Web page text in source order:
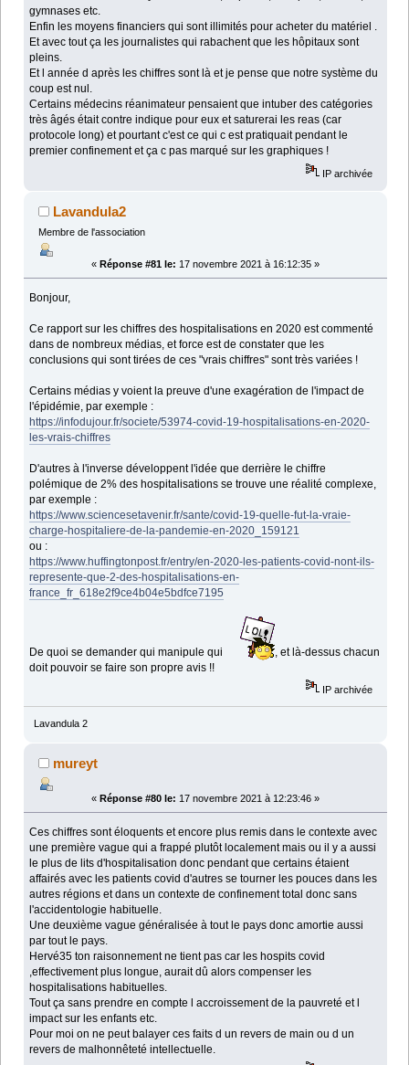
gymnases etc.
Enfin les moyens financiers qui sont illimités pour acheter du matériel .
Et avec tout ça les journalistes qui rabachent que les hôpitaux sont
pleins.
Et l année d après les chiffres sont là et je pense que notre système du
coup est nul.
Certains médecins réanimateur pensaient que intuber des catégories
très âgés était contre indique pour eux et saturerai les reas (car
protocole long) et pourtant c'est ce qui c est pratiquait pendant le
premier confinement et ça c pas marqué sur les graphiques !
IP archivée
Lavandula2
Membre de l'association
« Réponse #81 le: 17 novembre 2021 à 16:12:35 »
Bonjour,
Ce rapport sur les chiffres des hospitalisations en 2020 est commenté
dans de nombreux médias, et force est de constater que les
conclusions qui sont tirées de ces "vrais chiffres" sont très variées !
Certains médias y voient la preuve d'une exagération de l'impact de
l'épidémie, par exemple :
https://infodujour.fr/societe/53974-covid-19-hospitalisations-en-2020-
les-vrais-chiffres
D'autres à l'inverse développent l'idée que derrière le chiffre
polémique de 2% des hospitalisations se trouve une réalité complexe,
par exemple :
https://www.sciencesetavenir.fr/sante/covid-19-quelle-fut-la-vraie-
charge-hospitaliere-de-la-pandemie-en-2020_159121
ou :
https://www.huffingtonpost.fr/entry/en-2020-les-patients-covid-nont-ils-
represente-que-2-des-hospitalisations-en-
france_fr_618e2f9ce4b04e5bdfce7195
De quoi se demander qui manipule qui
, et là-dessus chacun
doit pouvoir se faire son propre avis !!
IP archivée
Lavandula 2
mureyt
« Réponse #80 le: 17 novembre 2021 à 12:23:46 »
Ces chiffres sont éloquents et encore plus remis dans le contexte avec
une première vague qui a frappé plutôt localement mais ou il y a aussi
le plus de lits d'hospitalisation donc pendant que certains étaient
affairés avec les patients covid d'autres se tourner les pouces dans les
autres régions et dans un contexte de confinement total donc sans
l'accidentologie habituelle.
Une deuxième vague généralisée à tout le pays donc amortie aussi
par tout le pays.
Hervé35 ton raisonnement ne tient pas car les hospits covid
,effectivement plus longue, aurait dû alors compenser les
hospitalisations habituelles.
Tout ça sans prendre en compte l accroissement de la pauvreté et l
impact sur les enfants etc.
Pour moi on ne peut balayer ces faits d un revers de main ou d un
revers de malhonnêteté intellectuelle.